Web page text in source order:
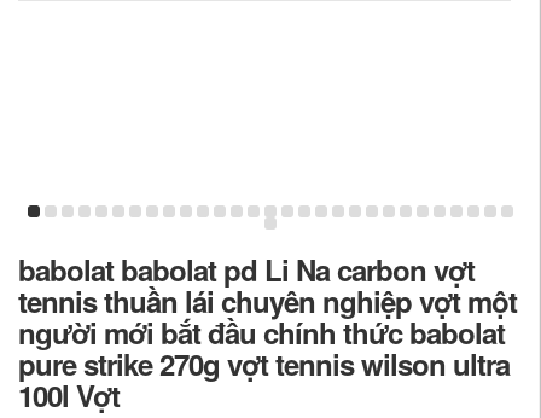
babolat babolat pd Li Na carbon vợt
tennis thuần lái chuyên nghiệp vợt một
người mới bắt đầu chính thức babolat
pure strike 270g vợt tennis wilson ultra
100l Vợt